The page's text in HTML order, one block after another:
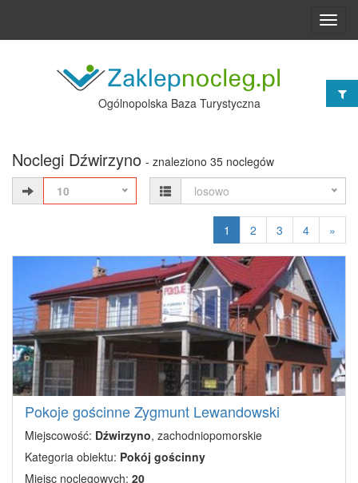
Ogólnopolska Baza Turystyczna
Noclegi Dźwirzyno - znaleziono 35 noclegów
10
losowo
1 2 3 4 »
Pokoje gościnne Zygmunt Lewandowski
Miejscowość: Dźwirzyno, zachodniopomorskie
Kategoria obiektu: Pokój gościnny
Miejsc noclegowych: 20